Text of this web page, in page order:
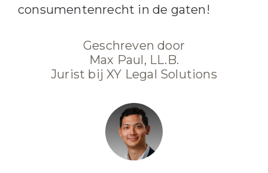
consumentenrecht in de gaten!
Geschreven door
Max Paul, LL.B.
Jurist bij XY Legal Solutions